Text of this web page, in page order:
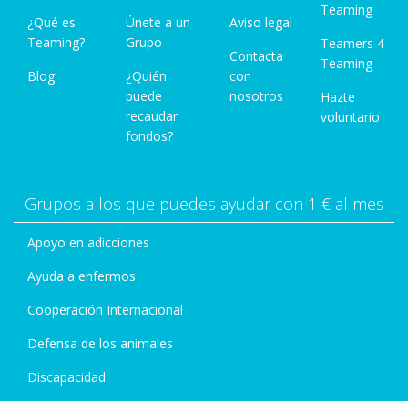
¿Qué es
Teaming?
Blog
Únete a un
Grupo
¿Quién
puede
recaudar
fondos?
Aviso legal
Contacta
con
nosotros
Teaming
Teamers 4
Teaming
Hazte
voluntario
Grupos a los que puedes ayudar con 1 € al mes
Apoyo en adicciones
Ayuda a enfermos
Cooperación Internacional
Defensa de los animales
Discapacidad